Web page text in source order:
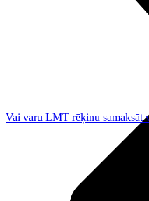
Vai varu LMT rēķinu samaksāt